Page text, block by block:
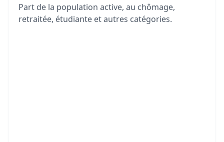
Part de la population active, au chômage,
retraitée, étudiante et autres catégories.